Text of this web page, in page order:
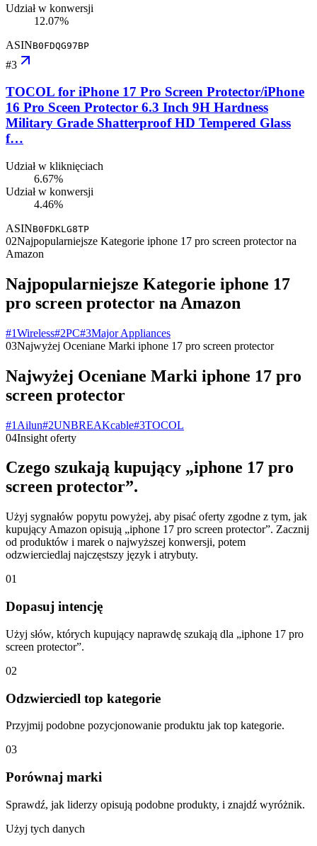
Udział w konwersji
12.07%
ASINB0FDQG97BP
#3
TOCOL for iPhone 17 Pro Screen Protector/iPhone
16 Pro Sceen Protector 6.3 Inch 9H Hardness
Military Grade Shatterproof HD Tempered Glass
f…
Udział w kliknięciach
6.67%
Udział w konwersji
4.46%
ASINB0FDKLG8TP
02Najpopularniejsze Kategorie iphone 17 pro screen protector na
Amazon
Najpopularniejsze Kategorie iphone 17
pro screen protector na Amazon
#1Wireless#2PC#3Major Appliances
03Najwyżej Oceniane Marki iphone 17 pro screen protector
Najwyżej Oceniane Marki iphone 17 pro
screen protector
#1 Ailun#2UNBREAKcable#3TOCOL
04Insight oferty
Czego szukają kupujący „iphone 17 pro
screen protector”.
Użyj sygnałów popytu powyżej, aby pisać oferty zgodne z tym, jak
kupujący Amazon opisują „iphone 17 pro screen protector”. Zacznij
od produktów i marek o najwyższej konwersji, potem
odzwierciedlaj najczęstszy język i atrybuty.
01
Dopasuj intencję
Użyj słów, których kupujący naprawdę szukają dla „iphone 17 pro
screen protector”.
02
Odzwierciedl top kategorie
Przyjmij podobne pozycjonowanie produktu jak top kategorie.
03
Porównaj marki
Sprawdź, jak liderzy opisują podobne produkty, i znajdź wyróżnik.
Użyj tych danych